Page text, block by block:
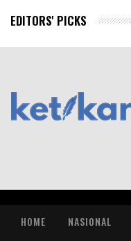
EDITORS' PICKS
HOME NASIONAL